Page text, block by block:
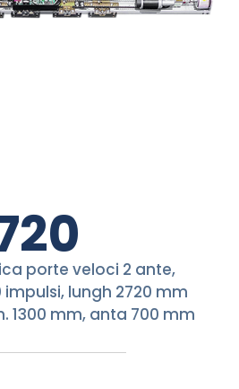
porte veloci 2 ante,
lungh 2720 mm
1300 mm, anta 700 mm